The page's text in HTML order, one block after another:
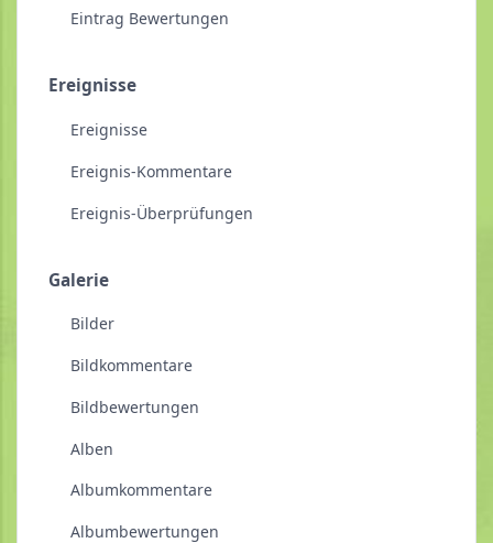
Eintrag Bewertungen
Ereignisse
Ereignisse
Ereignis-Kommentare
Ereignis-Überprüfungen
Galerie
Bilder
Bildkommentare
Bildbewertungen
Alben
Albumkommentare
Albumbewertungen